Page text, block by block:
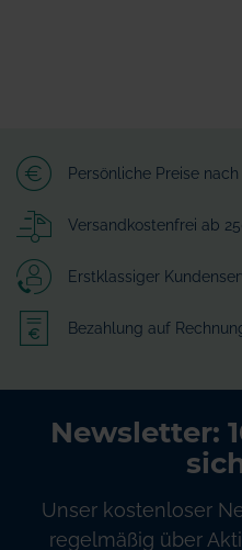
Persönliche Preise
Versandkostenfrei ab
Erstklassiger
Bezahlung auf
Newsletter:
Unser kostenloser
regelmäßig über